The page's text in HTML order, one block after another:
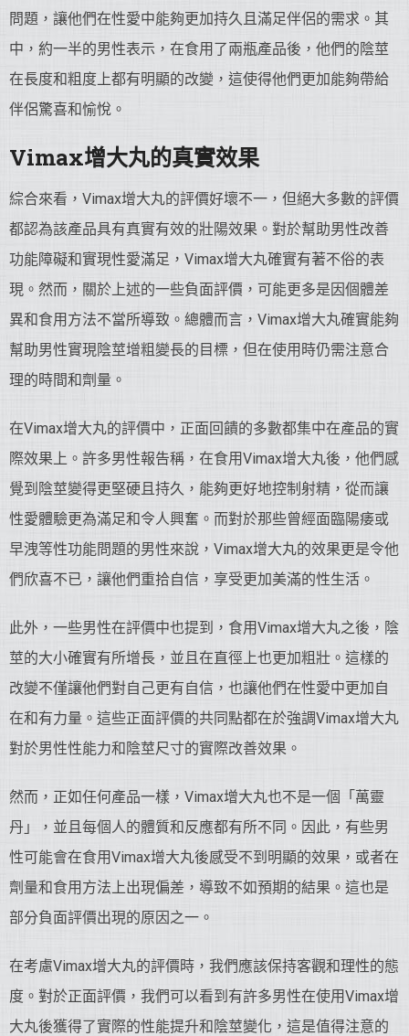
問題，讓他們在性愛中能夠更加持久且滿足伴侶的需求。其
中，約一半的男性表示，在食用了兩瓶產品後，他們的陰莖
在長度和粗度上都有明顯的改變，這使得他們更加能夠帶給
伴侶驚喜和愉悅。
Vimax增大丸的真實效果
綜合來看，Vimax增大丸的評價好壞不一，但絕大多數的評價
都認為該產品具有真實有效的壯陽效果。對於幫助男性改善
功能障礙和實現性愛滿足，Vimax增大丸確實有著不俗的表
現。然而，關於上述的一些負面評價，可能更多是因個體差
異和食用方法不當所導致。總體而言，Vimax增大丸確實能夠
幫助男性實現陰莖增粗變長的目標，但在使用時仍需注意合
理的時間和劑量。
在Vimax增大丸的評價中，正面回饋的多數都集中在產品的實
際效果上。許多男性報告稱，在食用Vimax增大丸後，他們感
覺到陰莖變得更堅硬且持久，能夠更好地控制射精，從而讓
性愛體驗更為滿足和令人興奮。而對於那些曾經面臨陽痿或
早洩等性功能問題的男性來說，Vimax增大丸的效果更是令他
們欣喜不已，讓他們重拾自信，享受更加美滿的性生活。
此外，一些男性在評價中也提到，食用Vimax增大丸之後，陰
莖的大小確實有所增長，並且在直徑上也更加粗壯。這樣的
改變不僅讓他們對自己更有自信，也讓他們在性愛中更加自
在和有力量。這些正面評價的共同點都在於強調Vimax增大丸
對於男性性能力和陰莖尺寸的實際改善效果。
然而，正如任何產品一樣，Vimax增大丸也不是一個「萬靈
丹」，並且每個人的體質和反應都有所不同。因此，有些男
性可能會在食用Vimax增大丸後感受不到明顯的效果，或者在
劑量和食用方法上出現偏差，導致不如預期的結果。這也是
部分負面評價出現的原因之一。
在考慮Vimax增大丸的評價時，我們應該保持客觀和理性的態
度。對於正面評價，我們可以看到有許多男性在使用Vimax增
大丸後獲得了實際的性能提升和陰莖變化，這是值得注意的